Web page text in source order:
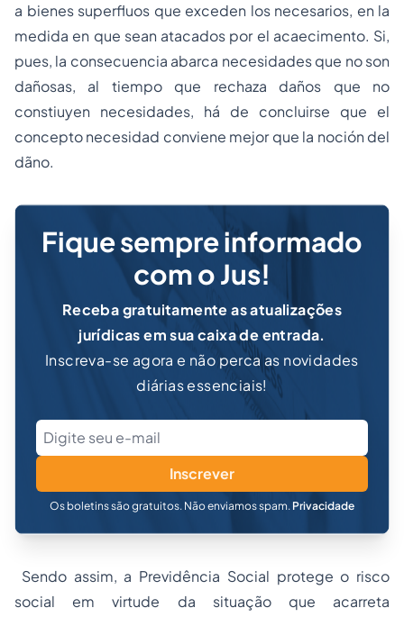
a bienes superfluos que exceden los necesarios, en la
medida en que sean atacados por el acaecimento. Si,
pues, la consecuencia abarca necesidades que no son
dañosas, al tiempo que rechaza daños que no
constiuyen necesidades, há de concluirse que el
concepto necesidad conviene mejor que la noción del
dãno.
Fique sempre informado
com o Jus!
Receba gratuitamente as atualizações
jurídicas em sua caixa de entrada.
Inscreva-se agora e não perca as novidades
diárias essenciais!
Inscrever
Os boletins são gratuitos. Não enviamos spam. Privacidade
Sendo assim, a Previdência Social protege o risco
social em virtude da situação que acarreta